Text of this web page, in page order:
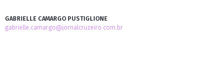
GABRIELLE CAMARGO PUSTIGLIONE
gabrielle.camargo@jornalcruzeiro.com.br